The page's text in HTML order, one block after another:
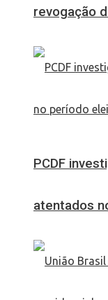
revogação
PCDF
atentados